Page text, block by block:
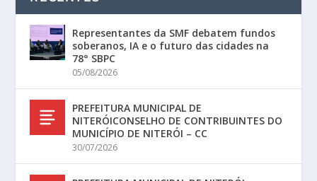
Representantes da SMF debatem fundos
soberanos, IA e o futuro das cidades na
78° SBPC
05/08/2026
PREFEITURA MUNICIPAL DE
NITERÓICONSELHO DE CONTRIBUINTES DO
MUNICÍPIO DE NITERÓI – CC
30/07/2026